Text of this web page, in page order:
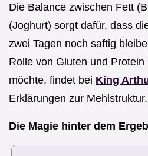
Die Balance zwischen Fett
(Joghurt) sorgt dafür, dass
zwei Tagen noch saftig
Rolle von Gluten und
möchte, findet bei King
Erklärungen zur Mehlstruktur.
Die Magie hinter dem